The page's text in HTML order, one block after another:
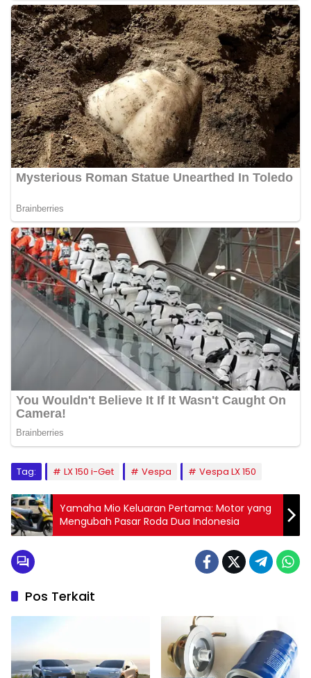
Tag: LX 150 i-Get Vespa Vespa LX 150
Yamaha Mio Keluaran Pertama: Motor yang
Mengubah Pasar Roda Dua Indonesia
Pos Terkait